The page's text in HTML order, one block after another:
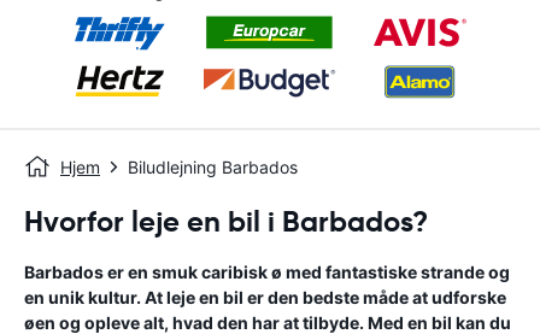
Hjem Biludlejning Barbados
Hvorfor leje en bil i Barbados?
Barbados er en smuk caribisk ø med fantastiske strande og
en unik kultur. At leje en bil er den bedste måde at udforske
øen og opleve alt, hvad den har at tilbyde. Med en bil kan du